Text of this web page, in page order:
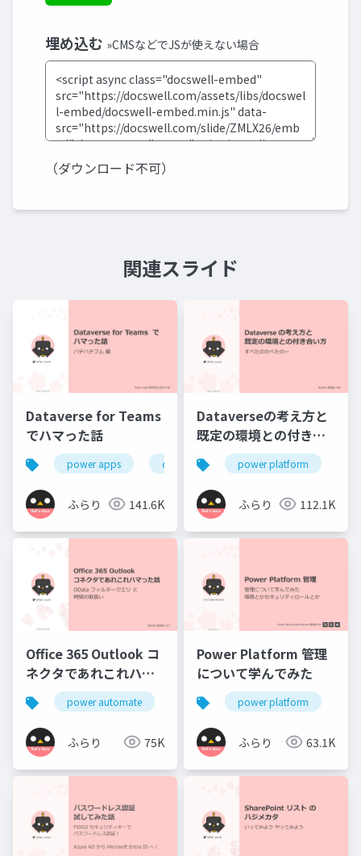
埋め込む »CMSなどでJSが使えない場合
（ダウンロード不可）
関連スライド
Dataverse for Teams
でハマった話
power apps dataverse for teams power platform
ふらり 141.6K
Dataverseの考え方と
既定の環境との付き合
い方
power platform
ふらり 112.1K
Office 365 Outlook コ
ネクタであれこれハマ
った話power automate exchange online power
ふらり 75K
Power Platform 管理
について学んでみた
power platform
ふらり 63.1K